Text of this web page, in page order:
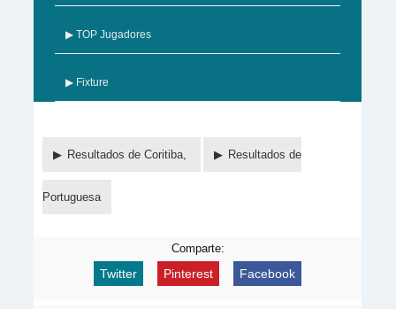
▶ TOP Jugadores
▶ Fixture
Resultados de Coritiba, Resultados de
Portuguesa
Comparte:
Twitter Pinterest Facebook